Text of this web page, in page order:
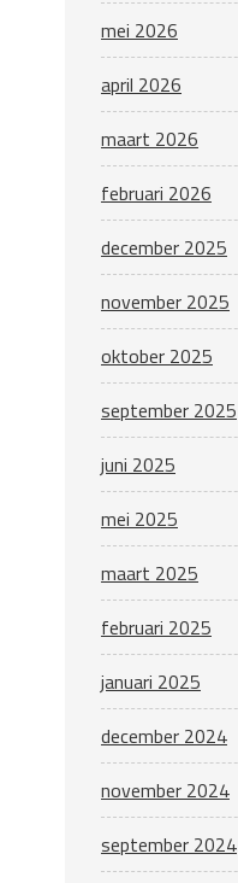
mei 2026
april 2026
maart 2026
februari 2026
december 2025
november 2025
oktober 2025
september 2025
juni 2025
mei 2025
maart 2025
februari 2025
januari 2025
december 2024
november 2024
september 2024